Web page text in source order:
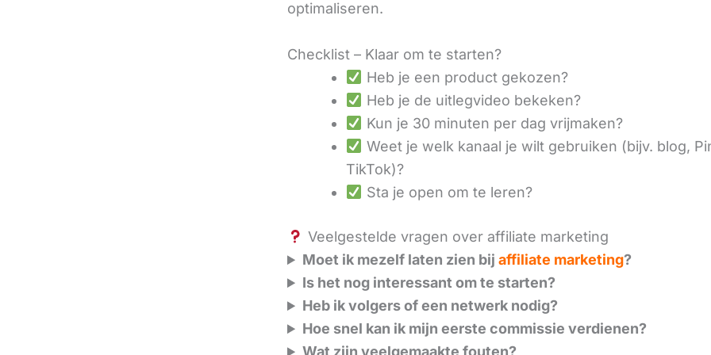
optimaliseren.
Checklist – Klaar om te starten?
Heb je een product gekozen?
Heb je de uitlegvideo bekeken?
Kun je 30 minuten per dag vrijmaken?
Weet je welk kanaal je wilt gebruiken (bijv. blog,
TikTok)?
Sta je open om te leren?
Veelgestelde vragen over affiliate marketing
Moet ik mezelf laten zien bijaffiliate marketing?
Is het nog interessant om te starten?
Heb ik volgers of een netwerk nodig?
Hoe snel kan ik mijn eerste commissie verdienen?
Wat zijn veelgemaakte fouten?